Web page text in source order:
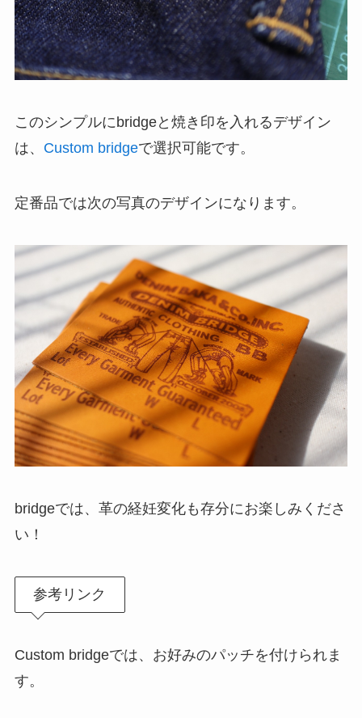
このシンプルにbridgeと焼き印を入れるデザイン
は、 Custom bridgeで選択可能です。
定番品では次の写真のデザインになります。
bridgeでは、革の経妊変化も存分にお楽しみくださ
い！
参考リンク
Custom bridgeでは、お好みのパッチを付けられま
す。